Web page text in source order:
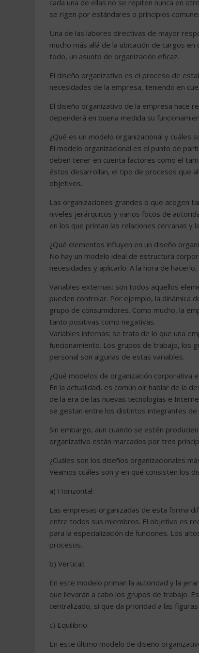
cada una de ellas no se repiten nunca en
se rigen por estándares o principios
Una de las labores directivas de mayor
mucho más allá de la ubicación de cargos
todo, un asunto de organización eficaz.
El diseño organizativo es el proceso de
necesidades de la empresa, teniendo en
El diseño organizativo de la empresa hace
dependerá en buena medida su
¿Qué es un modelo organizacional y cuáles
El modelo organizacional es el punto de
deben tener en cuenta factores como el
éstos desarrollan, el tipo de procesos que
objetivos.
Las organizaciones grandes o que acogen
niveles jerárquicos y varios focos de
en los que priman las relaciones cercanas y
¿Qué elementos influyen en un diseño
No hay un modelo ideal de estructura
necesidades y aplicarlo. A la hora de
Variables externas: son todos aquellos
pueden controlar. Por ejemplo, la dinámica
grupo de consumidores. Como mucho, la
tanto positivas como negativas.
Variables internas: se trata de lo que una
funcionamiento. Los grupos de trabajo, los
personal son algunas de estas variables.
¿Qué modelos de organización corporativa
En la actualidad, es común oír hablar de la
de la era de las nuevas tecnologías e
se gestan entre los distintos integrantes de
Sin embargo, aun cuando se estén
organizativo están marcados por tres
¿Cuáles son los diseños organizacionales
Veamos cuáles son y en qué consisten los
a) Horizontal:
Las empresas organizadas de esta forma
entre todos sus miembros. El objetivo es
para la especialización de funciones. Los
procesos.
b) Vertical:
En este modelo priman la autoridad y la
que llevarán a cabo los grupos de trabajo.
centralizado, sí que da prioridad a las
c) Equilibrio:
En este último modelo de diseño